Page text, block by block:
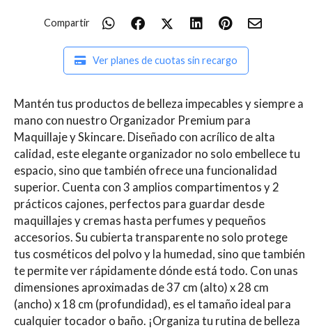
Compartir
Ver planes de cuotas sin recargo
Mantén tus productos de belleza impecables y siempre a
mano con nuestro Organizador Premium para
Maquillaje y Skincare. Diseñado con acrílico de alta
calidad, este elegante organizador no solo embellece tu
espacio, sino que también ofrece una funcionalidad
superior. Cuenta con 3 amplios compartimentos y 2
prácticos cajones, perfectos para guardar desde
maquillajes y cremas hasta perfumes y pequeños
accesorios. Su cubierta transparente no solo protege
tus cosméticos del polvo y la humedad, sino que también
te permite ver rápidamente dónde está todo. Con unas
dimensiones aproximadas de 37 cm (alto) x 28 cm
(ancho) x 18 cm (profundidad), es el tamaño ideal para
cualquier tocador o baño. ¡Organiza tu rutina de belleza